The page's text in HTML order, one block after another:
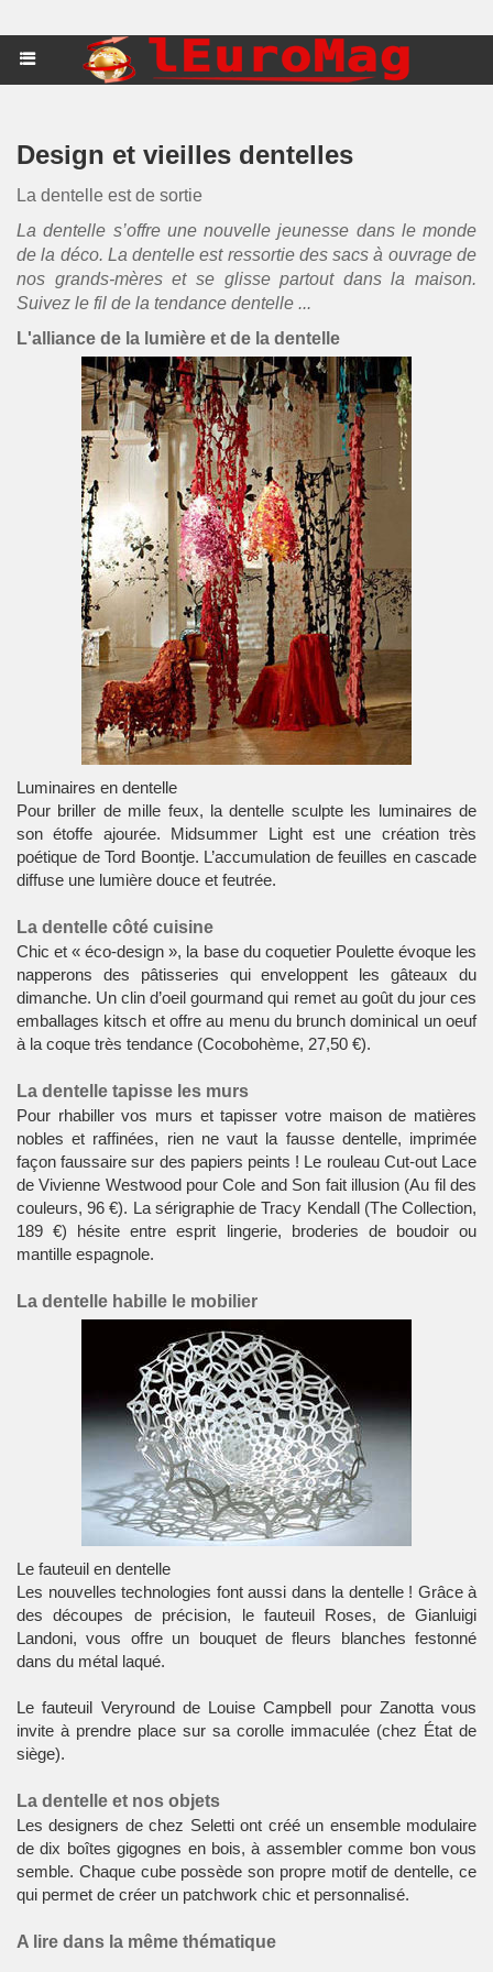
Design et vieilles dentelles
La dentelle est de sortie
La dentelle s’offre une nouvelle jeunesse dans le monde
de la déco. La dentelle est ressortie des sacs à ouvrage de
nos grands-mères et se glisse partout dans la maison.
Suivez le fil de la tendance dentelle ...
L'alliance de la lumière et de la dentelle
Luminaires en dentelle
Pour briller de mille feux, ladentelle sculpte les luminaires de
son étoffe ajourée. Midsummer Light est une création très
poétique de Tord Boontje. L’accumulation de feuilles en cascade
diffuse une lumière douce et feutrée.
La dentelle côté cuisine
Chic et « éco-design », la base du coquetier Poulette évoque les
napperons des pâtisseries qui enveloppent les gâteaux du
dimanche. Un clin d’oeil gourmand qui remet au goût du jour ces
emballages kitsch et offre au menu du brunch dominical un oeuf
à la coque très tendance (Cocobohème, 27,50 €).
La dentelle tapisse les murs
Pour rhabiller vos murs et tapisser votre maisonde matières
nobles et raffinées, rien ne vaut la fausse dentelle, imprimée
façon faussaire sur des papiers peints ! Le rouleau Cut-out Lace
de Vivienne Westwood pour Cole and Son fait illusion (Au fil des
couleurs, 96 €). La sérigraphie de Tracy Kendall (The Collection,
189 €) hésite entre esprit lingerie, broderies de boudoir ou
mantille espagnole.
La dentelle habille le mobilier
Le fauteuil en dentelle
Les nouvelles technologies font aussi dans la dentelle ! Grâce à
des découpes de précision, le fauteuilRoses, de Gianluigi
Landoni, vous offre un bouquet de fleurs blanches festonné
dans du métal laqué.
Le fauteuil Veryround de Louise Campbell pour Zanotta vous
invite à prendre place sur sa corolle immaculée (chez État de
siège).
La dentelle et nos objets
Les designers de chez Seletti ont créé un ensemble modulaire
de dix boîtes gigognes en bois, à assembler comme bon vous
semble. Chaque cube possède son propre motif de dentelle, ce
qui permet de créer un patchwork chic et personnalisé.
A lire dans la même thématique